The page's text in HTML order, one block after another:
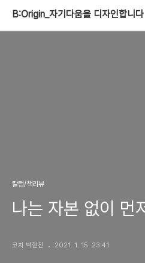
B:Origin_자기다움을 디자인합니다
칼럼/책리뷰
나는 자본 없이 먼
코치 박현진 2021. 1. 15. 23:41